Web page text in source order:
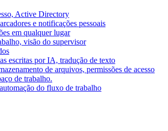
Active Directory
e notificações pessoais
em qualquer lugar
visão do supervisor
escritas por IA, tradução de texto
de arquivos, permissões de acesso
de trabalho.
do fluxo de trabalho